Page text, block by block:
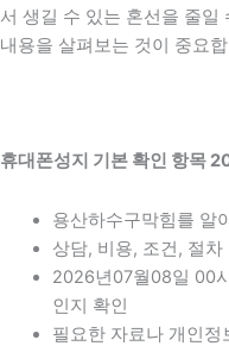
서 생길 수 있는 혼선을 줄일
내용을 살펴보는 것이 중요
휴대폰성지 기본 확인 항목
용산하수구막힘를 알
상담, 비용, 조건, 절
2026년07월08일 00
인지 확인
필요한 자료나 개인정